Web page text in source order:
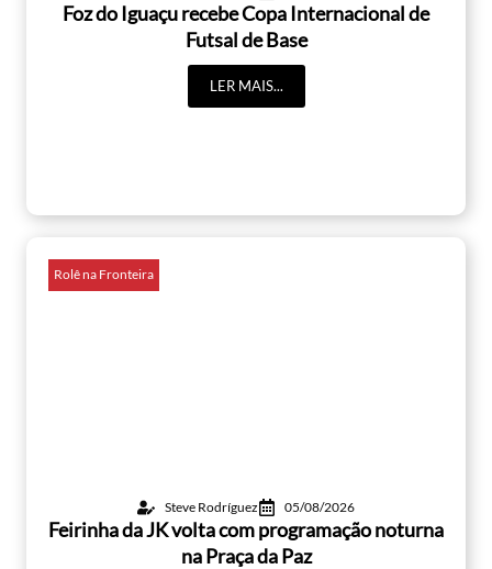
Foz do Iguaçu recebe Copa Internacional de
Futsal de Base
LER MAIS...
Rolê na Fronteira
Steve Rodríguez 05/08/2026
Feirinha da JK volta com programação noturna
na Praça da Paz